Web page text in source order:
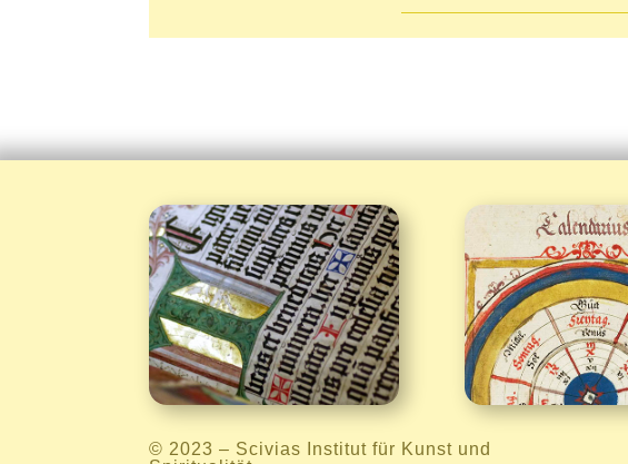

Informationen

© 2023 – Scivias Institut für Kunst und